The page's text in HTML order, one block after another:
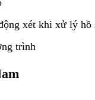
xét khi xử lý hồ
trình